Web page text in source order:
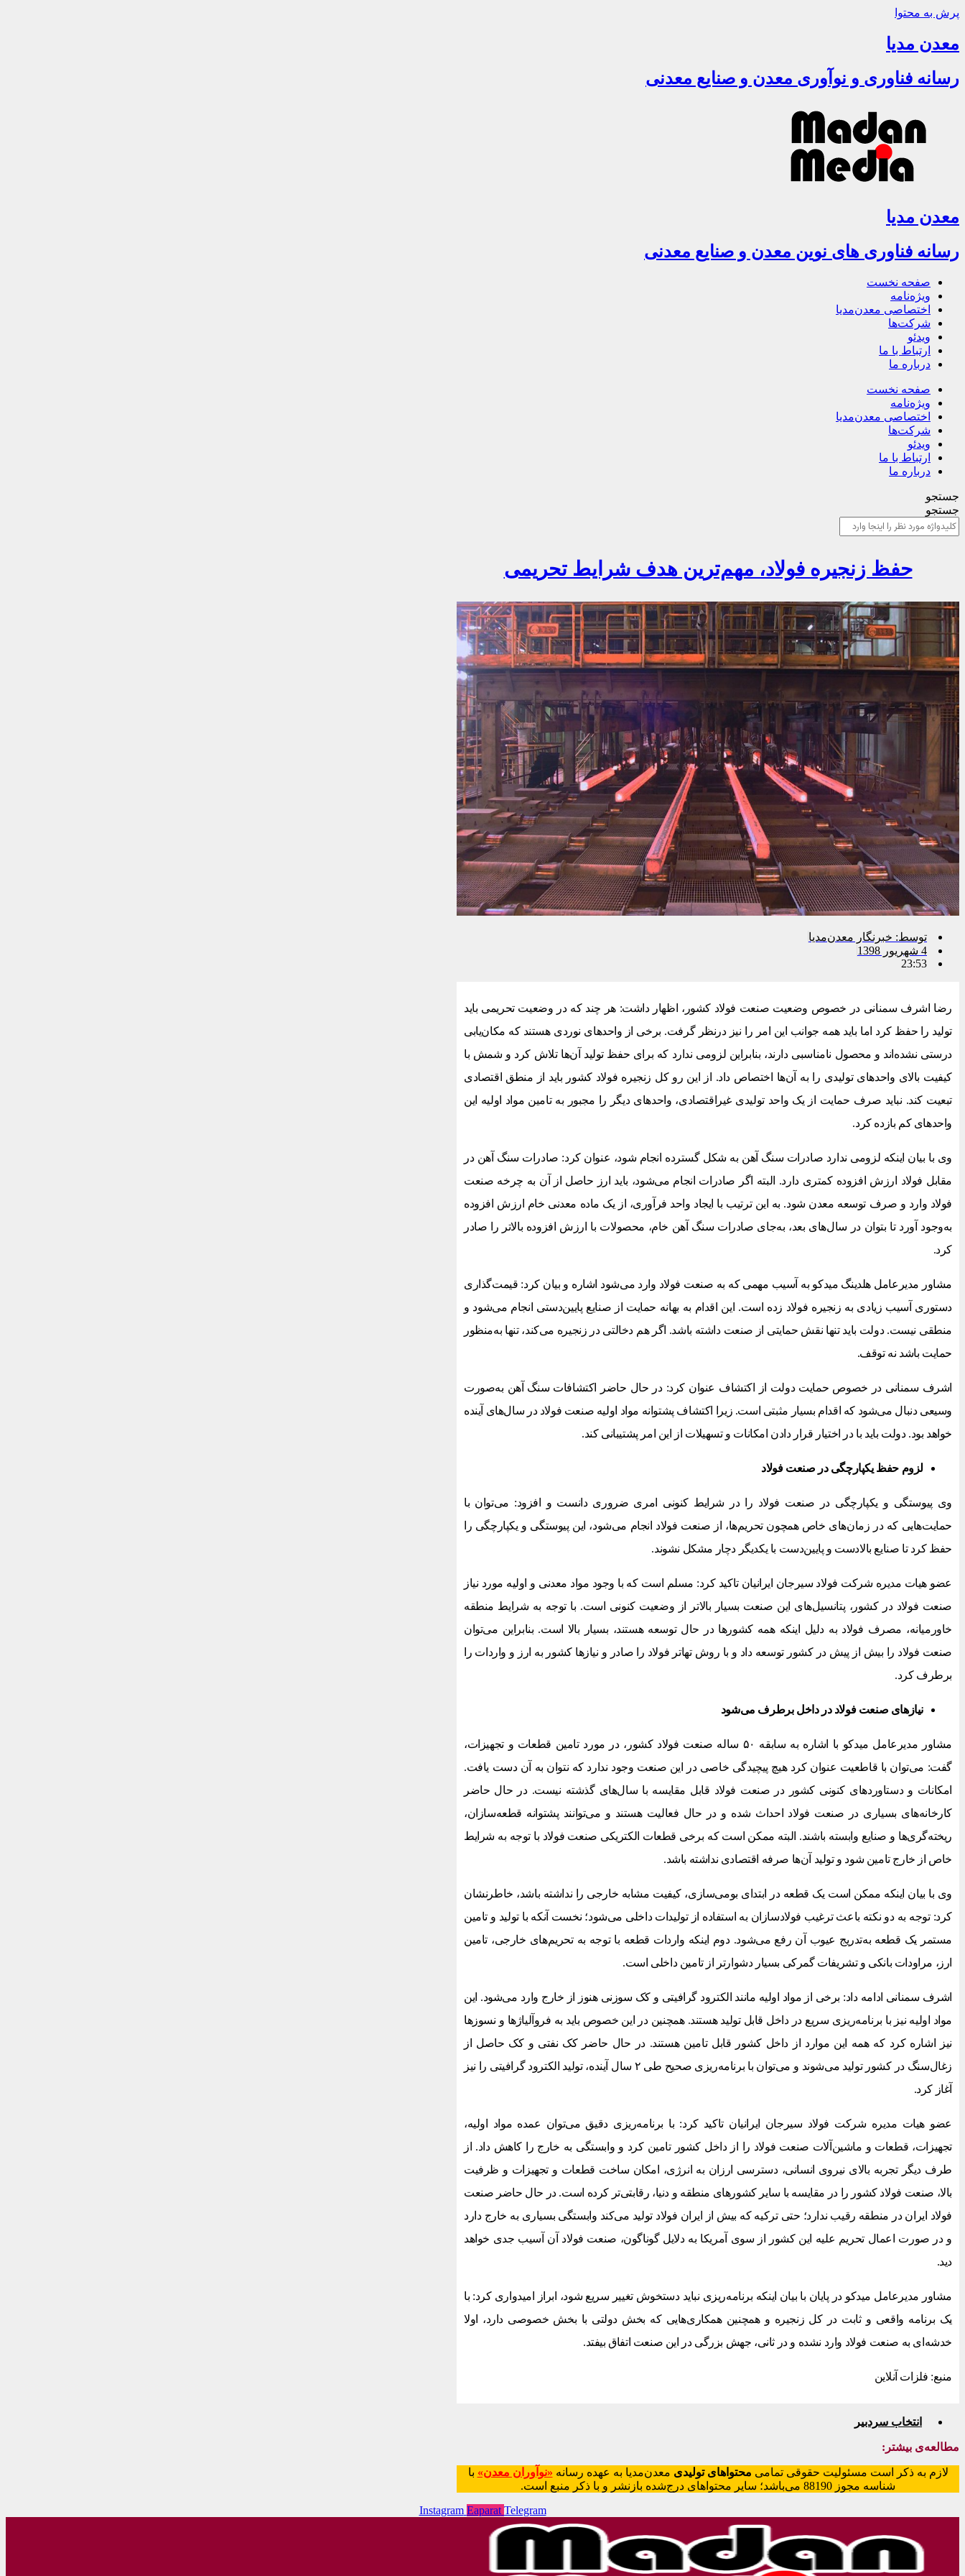
پرش به محتوا
معدن مدیا
رسانه فناوری و نوآوری معدن و صنایع معدنی
معدن مدیا
رسانه فناوری های نوین معدن و صنایع معدنی
صفحه نخست
ویژه‌نامه
اختصاصی معدن‌مدیا
شرکت‌ها
ویدئو
ارتباط با ما
درباره ما
صفحه نخست
ویژه‌نامه
اختصاصی معدن‌مدیا
شرکت‌ها
ویدئو
ارتباط با ما
درباره ما
جستجو
جستجو
حفظ زنجیره فولاد، مهم‌ترین هدف شرایط تحریمی
توسط: خبرنگار معدن‌مدیا
4 شهریور 1398
23:53
رضا اشرف سمنانی در خصوص وضعیت صنعت فولاد کشور، اظهار داشت: هر چند که در وضعیت تحریمی باید
تولید را حفظ کرد اما باید همه جوانب این امر را نیز درنظر گرفت. برخی از واحدهای نوردی هستند که مکان‌یابی
درستی نشده‌اند و محصول نامناسبی دارند، بنابراین لزومی ندارد که برای حفظ تولید آن‌ها تلاش کرد و شمش با
کیفیت بالای واحدهای تولیدی را به آن‌ها اختصاص داد. از این رو کل زنجیره فولاد کشور باید از منطق اقتصادی
تبعیت کند. نباید صرف حمایت از یک واحد تولیدی غیراقتصادی، واحدهای دیگر را مجبور به تامین مواد اولیه این
واحدهای کم بازده کرد.
وی با بیان اینکه لزومی ندارد صادرات سنگ آهن به شکل گسترده انجام شود، عنوان کرد: صادرات سنگ آهن در
مقابل فولاد ارزش افزوده کمتری دارد. البته اگر صادرات انجام می‌شود، باید ارز حاصل از آن به چرخه صنعت
فولاد وارد و صرف توسعه معدن شود. به این ترتیب با ایجاد واحد فرآوری، از یک ماده معدنی خام ارزش افزوده
به‌وجود آورد تا بتوان در سال‌های بعد، به‌جای صادرات سنگ آهن خام، محصولات با ارزش افزوده بالاتر را صادر
کرد.
مشاور مدیرعامل هلدینگ میدکو به آسیب مهمی که به صنعت فولاد وارد می‌شود اشاره و بیان کرد: قیمت‌گذاری
دستوری آسیب زیادی به زنجیره فولاد زده است. این اقدام به بهانه حمایت از صنایع پایین‌دستی انجام می‌شود و
منطقی نیست. دولت باید تنها نقش حمایتی از صنعت داشته باشد. اگر هم دخالتی در زنجیره می‌کند، تنها به‌منظور
حمایت باشد نه توقف.
اشرف سمنانی در خصوص حمایت دولت از اکتشاف عنوان کرد: در حال حاضر اکتشافات سنگ آهن به‌صورت
وسیعی دنبال می‌شود که اقدام بسیار مثبتی است. زیرا اکتشاف پشتوانه مواد اولیه صنعت فولاد در سال‌های آینده
خواهد بود. دولت باید با در اختیار قرار دادن امکانات و تسهیلات از این امر پشتیبانی کند.
لزوم حفظ یکپارچگی در صنعت فولاد
وی پیوستگی و یکپارچگی در صنعت فولاد را در شرایط کنونی امری ضروری دانست و افزود: می‌توان با
حمایت‌هایی که در زمان‌های خاص همچون تحریم‌ها، از صنعت فولاد انجام می‌شود، این پیوستگی و یکپارچگی را
حفظ کرد تا صنایع بالادست و پایین‌دست با یکدیگر دچار مشکل نشوند.
عضو هیات مدیره شرکت فولاد سیرجان ایرانیان تاکید کرد: مسلم است که با وجود مواد معدنی و اولیه مورد نیاز
صنعت فولاد در کشور، پتانسیل‌های این صنعت بسیار بالاتر از وضعیت کنونی است. با توجه به شرایط منطقه
خاورمیانه، مصرف فولاد به دلیل اینکه همه کشورها در حال توسعه هستند، بسیار بالا است. بنابراین می‌‌توان
صنعت فولاد را بیش از پیش در کشور توسعه داد و با روش تهاتر فولاد را صادر و نیازها کشور به ارز و واردات را
برطرف کرد.
نیازهای صنعت فولاد در داخل برطرف می‌شود
مشاور مدیرعامل میدکو با اشاره به سابقه ۵۰ ساله صنعت فولاد کشور، در مورد تامین قطعات و تجهیزات،
گفت: می‌توان با قاطعیت عنوان کرد هیچ پیچیدگی خاصی در این صنعت وجود ندارد که نتوان به آن دست یافت.
امکانات و دستاوردهای کنونی کشور در صنعت فولاد قابل مقایسه با سال‌های گذشته نیست. در حال حاضر
کارخانه‌های بسیاری در صنعت فولاد احداث شده و در حال فعالیت هستند و می‌توانند پشتوانه قطعه‌سازان،
ریخته‌گری‌ها و صنایع وابسته باشند. البته ممکن است که برخی قطعات الکتریکی صنعت فولاد با توجه به شرایط
خاص از خارج تامین شود و تولید آن‌ها صرفه اقتصادی نداشته باشد.
وی با بیان اینکه ممکن است یک قطعه در ابتدای بومی‌سازی، کیفیت مشابه خارجی را نداشته باشد، خاطرنشان
کرد: توجه به دو نکته باعث ترغیب فولادسازان به استفاده از تولیدات داخلی می‌شود؛ نخست آنکه با تولید و تامین
مستمر یک قطعه به‌تدریج عیوب آن رفع می‌شود. دوم اینکه واردات قطعه با توجه به تحریم‌های خارجی، تامین
ارز، مراودات بانکی و تشریفات گمرکی بسیار دشوارتر از تامین داخلی است.
اشرف سمنانی ادامه داد: برخی از مواد اولیه مانند الکترود گرافیتی و کک سوزنی هنوز از خارج وارد می‌شود. این
مواد اولیه نیز با برنامه‌ریزی سریع در داخل قابل تولید هستند. همچنین در این خصوص باید به فروآلیاژها و نسوزها
نیز اشاره کرد که همه این موارد از داخل کشور قابل تامین هستند. در حال حاضر کک نفتی و کک حاصل از
زغال‌سنگ در کشور تولید می‌‌شوند و می‌توان با برنامه‌ریزی صحیح طی ۲ سال آینده، تولید الکترود گرافیتی را نیز
آغاز کرد.
عضو هیات مدیره شرکت فولاد سیرجان ایرانیان تاکید کرد: با برنامه‌ریزی دقیق می‌توان عمده مواد اولیه،
تجهیزات، قطعات و ماشین‌آلات صنعت فولاد را از داخل کشور تامین کرد و وابستگی به خارج را کاهش داد. از
طرف دیگر تجربه بالای نیروی انسانی، دسترسی ارزان به انرژی، امکان ساخت قطعات و تجهیزات و ظرفیت
بالا، صنعت فولاد کشور را در مقایسه با سایر کشورهای منطقه و دنیا، رقابتی‌تر کرده است. در حال حاضر صنعت
فولاد ایران در منطقه رقیب ندارد؛ حتی ترکیه که بیش از ایران فولاد تولید می‌کند وابستگی بسیاری به خارج دارد
و در صورت اعمال تحریم علیه این کشور از سوی آمریکا به دلایل گوناگون، صنعت فولاد آن آسیب جدی خواهد
دید.
مشاور مدیرعامل میدکو در پایان با بیان اینکه برنامه‌ریزی نباید دستخوش تغییر سریع شود، ابراز امیدواری کرد: با
یک برنامه واقعی و ثابت در کل زنجیره و همچنین همکاری‌هایی که بخش دولتی با بخش خصوصی دارد، اولا
خدشه‌ای به صنعت فولاد وارد نشده و در ثانی، جهش بزرگی در این صنعت اتفاق بیفتد.
منبع: فلزات آنلاین
انتخاب سردبیر
مطالعه‌ی بیشتر:
لازم به ذکر است مسئولیت حقوقی تمامی محتواهای تولیدی معدن‌مدیا به عهده رسانه «نوآوران معدن» با
شناسه مجوز 88190 می‌باشد؛ سایر محتواهای درج‌شده بازنشر و با ذکر منبع است.
Instagram Eaparat Telegram